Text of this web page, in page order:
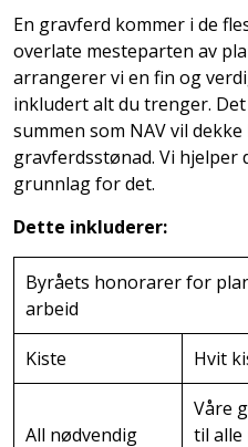
En gravferd kommer i de
overlate mesteparten av
arrangerer vi en fin og
inkludert alt du trenger.
summen som NAV vil
gravferdsstønad. Vi hjelper
grunnlag for det.
Dette inkluderer:
Byråets honorarer for
arbeid
Kiste Hvit
All nødvendig
Våre
til alle